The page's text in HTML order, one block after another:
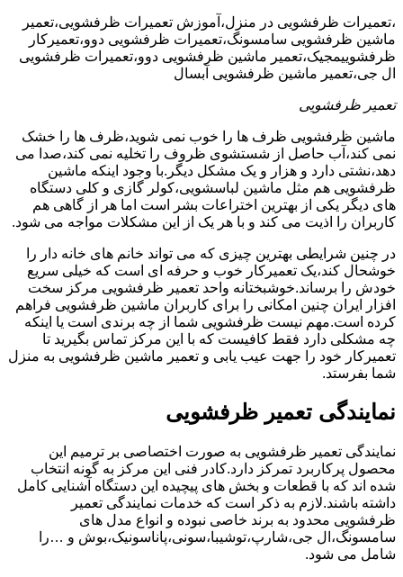
،تعمیرات ظرفشویی در منزل،آموزش تعمیرات ظرفشویی،تعمیر
ماشین ظرفشویی سامسونگ،تعمیرات ظرفشویی دوو،تعمیرکار
ظرفشوییمجیک،تعمیر ماشین ظرفشویی دوو،تعمیرات ظرفشویی
ال جی،تعمیر ماشین ظرفشویی آبسال
تعمیر ظرفشویی
ماشین ظرفشویی ظرف ها را خوب نمی شوید،ظرف ها را خشک
نمی کند،آب حاصل از شستشوی ظروف را تخلیه نمی کند،صدا می
دهد،نشتی دارد و هزار و یک مشکل دیگر.با وجود اینکه ماشین
ظرفشویی هم مثل ماشین لباسشویی،کولر گازی و کلی دستگاه
های دیگر یکی از بهترین اختراعات بشر است اما هر از گاهی هم
کاربران را اذیت می کند و با هر یک از این مشکلات مواجه می شود.
در چنین شرایطی بهترین چیزی که می تواند خانم های خانه دار را
خوشحال کند،یک تعمیرکار خوب و حرفه ای است که خیلی سریع
خودش را برساند.خوشبختانه واحد تعمیر ظرفشویی مرکز سخت
افزار ایران چنین امکانی را برای کاربران ماشین ظرفشویی فراهم
کرده است.مهم نیست ظرفشویی شما از چه برندی است یا اینکه
چه مشکلی دارد فقط کافیست که با این مرکز تماس بگیرید تا
تعمیرکار خود را جهت عیب یابی و تعمیر ماشین ظرفشویی به منزل
شما بفرستد.
نمایندگی تعمیر ظرفشویی
نمایندگی تعمیر ظرفشویی به صورت اختصاصی بر ترمیم این
محصول پرکاربرد تمرکز دارد.کادر فنی این مرکز به گونه انتخاب
شده اند که با قطعات و بخش های پیچیده این دستگاه آشنایی کامل
داشته باشند.لازم به ذکر است که خدمات نمایندگی تعمیر
ظرفشویی محدود به برند خاصی نبوده و انواع مدل های
سامسونگ،ال جی،شارپ،توشیبا،سونی،پاناسونیک،بوش و …را
شامل می شود.